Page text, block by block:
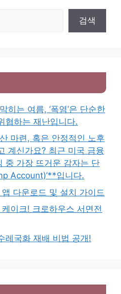
검색
히는 여름, ‘폭염’은 단순한
협하는 재난입니다.
마련, 혹은 안정적인 노후
계신가요? 최근 미국 금융
중 가장 뜨거운 감자는 단
Account)’**입니다.
다운로드 및 설치 가이드
이크! 크로하우스 서면전
레국화 재배 비법 공개!